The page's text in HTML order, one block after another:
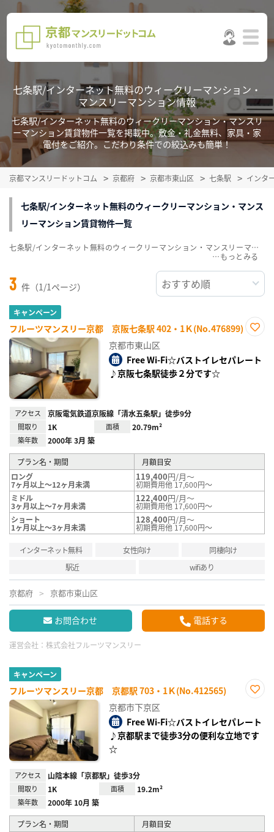
七条駅/インターネット無料のウィークリーマンション・
マンスリーマンション情報
七条駅/インターネット無料のウィークリーマンション・マンスリ
ーマンション賃貸物件一覧を掲載中。敷金・礼金無料、家具・家
電付をご紹介。こだわり条件での絞込みも簡単！
京都マンスリードットコム 京都府 京都市東山区 七条駅 インタ
七条駅/インターネット無料のウィークリーマンション・マンス
リーマンション賃貸物件一覧
3 件（1/1ページ）
キャンペーン
フルーツマンスリー京都 京阪七条駅 402・1Ｋ(No.476899)
り登
京都市東山区
Free Wi-Fi☆バストイレセパレート
♪京阪七条駅徒歩２分です☆
アクセス 京阪電気鉄道京阪線「清水五条駅」徒歩9分
間取り 1K 面積 20.79m²
築年数 2000年 3月 築
プラン名・期間
月額目安
ロング
7ヶ月以上～12ヶ月未満
119,400円/月～
初期費用他 17,600円～
ミドル
3ヶ月以上～7ヶ月未満
122,400円/月～
初期費用他 17,600円～
ショート
1ヶ月以上～3ヶ月未満
128,400円/月～
初期費用他 17,600円～
インターネット無料 女性向け
同棲向け
駅近
wifiあり
京都府 京都市東山区
お問合わせ 電話する
運営会社： 株式会社フルーツマンスリー
キャンペーン
フルーツマンスリー京都 京都駅 703・1Ｋ(No.412565)
り登
録
京都市下京区
Free Wi-Fi☆バストイレセパレート
♪京都駅まで徒歩3分の便利な立地です
☆
アクセス 山陰本線「京都駅」徒歩3分
間取り 1K 面積 19.2m²
築年数 2000年 10月 築
プラン名・期間
月額目安
七条駅/インターネット無料のウィークリーマンション・マンスリーマンション賃貸物件一覧を掲載中。敷金・礼金無料、家具・家電付をご紹介。こだわり条件での絞込みも簡単！
…